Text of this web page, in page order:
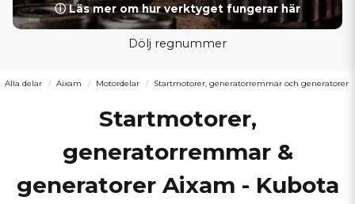
ⓘ Läs mer om hur verktyget fungerar här
Dölj regnummer
Alla delar Aixam Motordelar Startmotorer, generatorremmar och generatorer
Startmotorer,
generatorremmar &
generatorer Aixam - Kubota